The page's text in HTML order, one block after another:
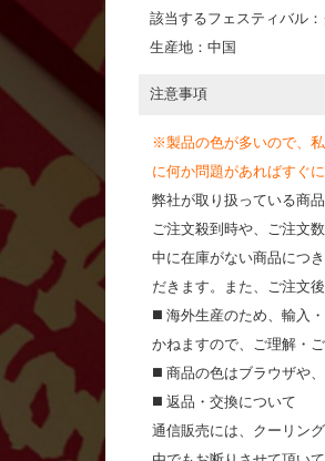
該当するフェスティバル
生産地：中国
注意事項
※製品の色が多いので、
に何か問題があればすぐ
弊社が取り扱っている商
ご注文殺到時や、ご注文
中に在庫がない商品につ
だきます。また、ご注文
◼️ 海外⽣産のため、輸⼊
かねますので、ご理解・
◼️ 商品の⾊はブラウザや
◼️ 返品・交換について
通信販売には、クーリン